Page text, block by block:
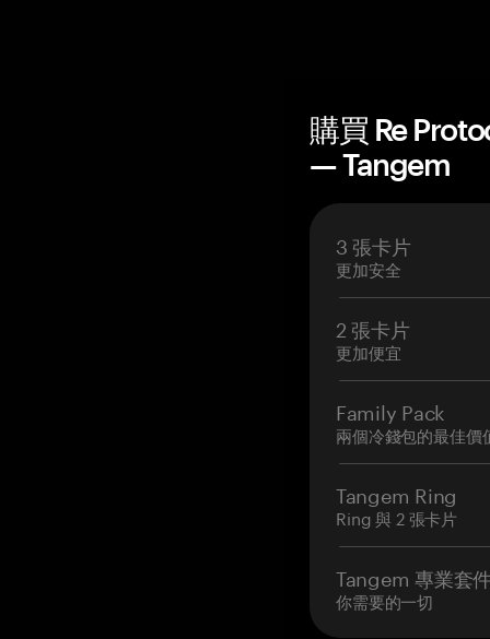
購買 Re
— Tangem
3 張卡片
更加安全
2 張卡片
更加便宜
Family Pack
兩個冷錢包的最佳價
Tangem Ring
Ring 與 2 張卡片
Tangem 專業套
你需要的一切